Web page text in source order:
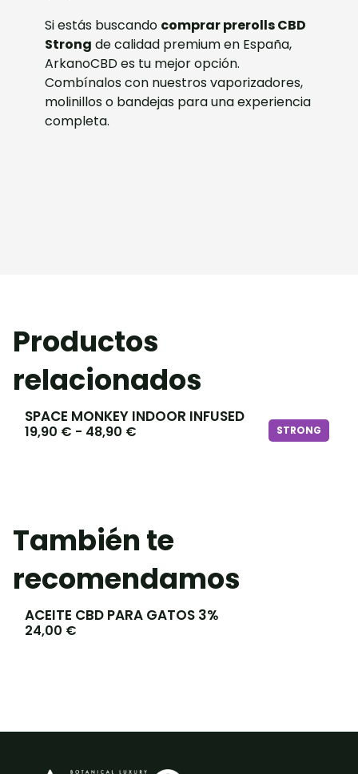
Si estás buscando comprar prerolls CBD
Strong de calidad premium en España,
ArkanoCBD es tu mejor opción.
Combínalos con nuestros vaporizadores,
molinillos o bandejas para una experiencia
completa.
Productos
relacionados
STRONG
SPACE MONKEY INDOOR INFUSED
19,90 € - 48,90 €
También te
recomendamos
ACEITE CBD PARA GATOS 3%
24,00 €